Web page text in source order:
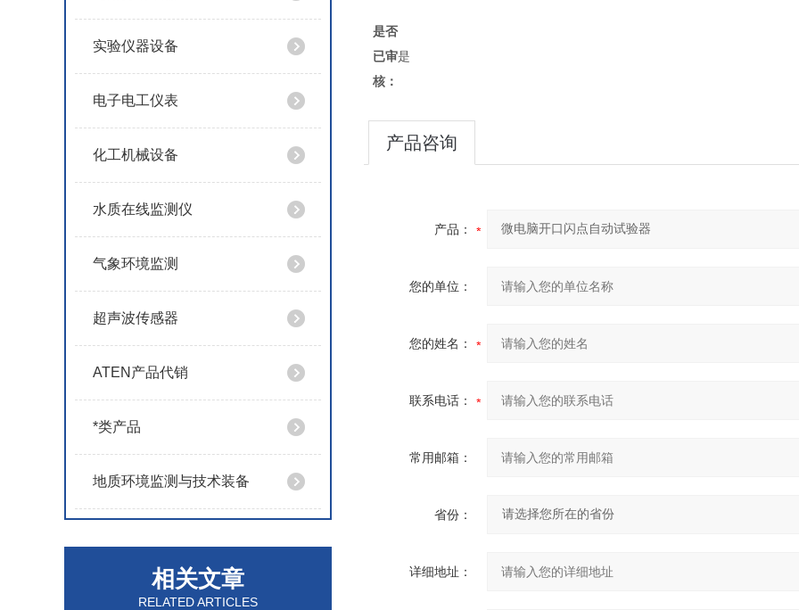
实验仪器设备
电子电工仪表
化工机械设备
水质在线监测仪
气象环境监测
超声波传感器
ATEN产品代销
*类产品
地质环境监测与技术装备
相关文章
RELATED ARTICLES
是否
已审
核：
是
产品咨询
产品：
您的单位：
您的姓名：
联系电话：
常用邮箱：
省份：
详细地址：